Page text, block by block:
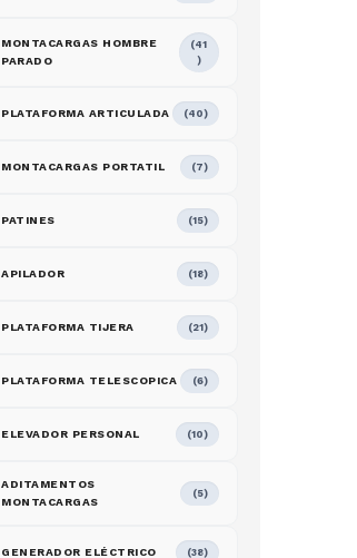
MONTACARGAS HOMBRE
PARADO
(41
)
PLATAFORMA ARTICULADA (40)
MONTACARGAS PORTATIL (7)
PATINES (15)
APILADOR (18)
PLATAFORMA TIJERA (21)
PLATAFORMA TELESCOPICA (6)
ELEVADOR PERSONAL (10)
ADITAMENTOS
MONTACARGAS
(5)
GENERADOR ELÉCTRICO (38)